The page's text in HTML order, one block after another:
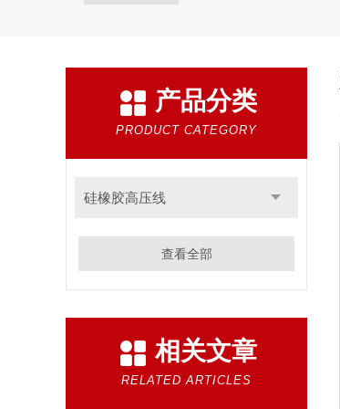
产品分类
PRODUCT CATEGORY
硅橡胶高压线
查看全部
相关文章
RELATED ARTICLES